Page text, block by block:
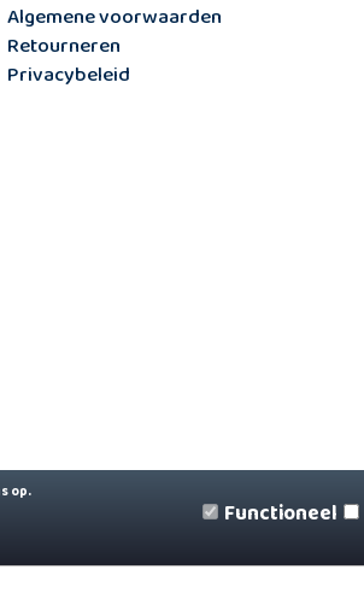
Algemene voorwaarden
Retourneren
Privacybeleid
op.
Functioneel